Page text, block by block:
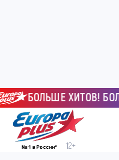
БОЛЬШЕ ХИТОВ!
№ 1 в России*